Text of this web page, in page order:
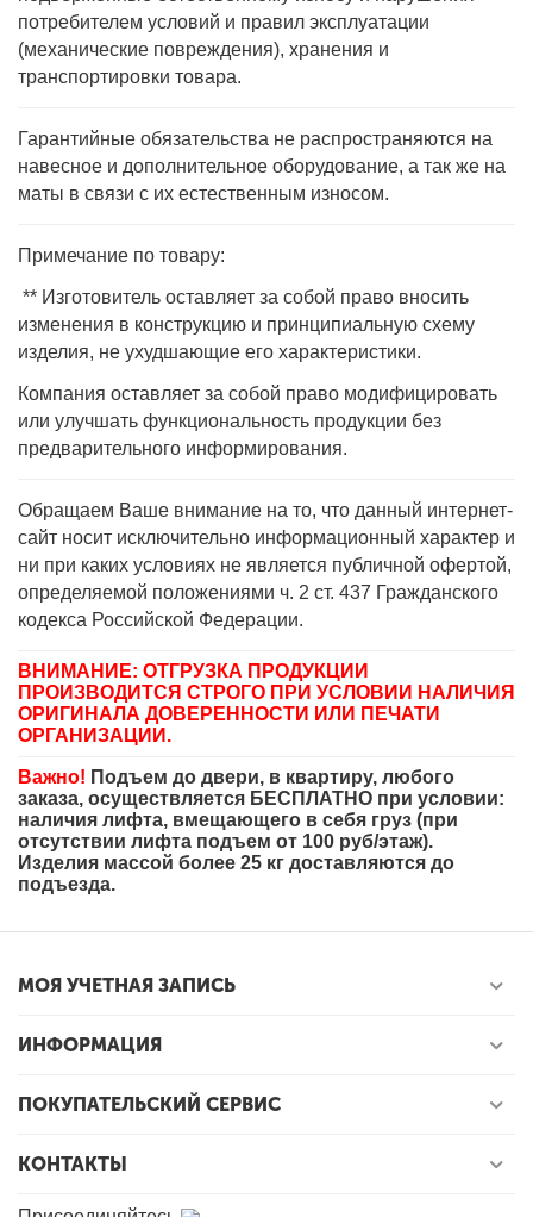
потребителем условий и правил эксплуатации
(механические повреждения), хранения и
транспортировки товара.
Гарантийные обязательства не распространяются на
навесное и дополнительное оборудование, а так же на
маты в связи с их естественным износом.
Примечание по товару:
** Изготовитель оставляет за собой право вносить
изменения в конструкцию и принципиальную схему
изделия, не ухудшающие его характеристики.
Компания оставляет за собой право модифицировать
или улучшать функциональность продукции без
предварительного информирования.
Обращаем Ваше внимание на то, что данный интернет-
сайт носит исключительно информационный характер и
ни при каких условиях не является публичной офертой,
определяемой положениями ч. 2 ст. 437 Гражданского
кодекса Российской Федерации.
ВНИМАНИЕ: ОТГРУЗКА ПРОДУКЦИИ
ПРОИЗВОДИТСЯ СТРОГО ПРИ УСЛОВИИ НАЛИЧИЯ
ОРИГИНАЛА ДОВЕРЕННОСТИ ИЛИ ПЕЧАТИ
ОРГАНИЗАЦИИ.
Важно! Подъем до двери, в квартиру, любого
заказа, осуществляется БЕСПЛАТНО при условии:
наличия лифта, вмещающего в себя груз (при
отсутствии лифта подъем от 100 руб/этаж).
Изделия массой более 25 кг доставляются до
подъезда.
МОЯ УЧЕТНАЯ ЗАПИСЬ
ИНФОРМАЦИЯ
ПОКУПАТЕЛЬСКИЙ СЕРВИС
КОНТАКТЫ